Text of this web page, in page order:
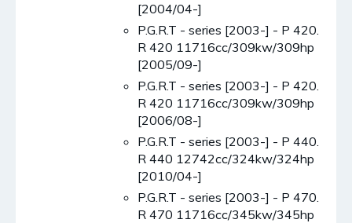
[2004/04-]
P.G.R.T - series [2003-] - P 420.
R 420 11716cc/309kw/309hp
[2005/09-]
P.G.R.T - series [2003-] - P 420.
R 420 11716cc/309kw/309hp
[2006/08-]
P.G.R.T - series [2003-] - P 440.
R 440 12742cc/324kw/324hp
[2010/04-]
P.G.R.T - series [2003-] - P 470.
R 470 11716cc/345kw/345hp